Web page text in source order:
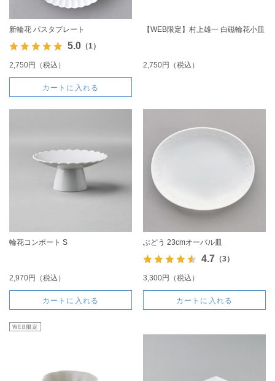
新輪花 パスタプレート
5.0（1）
2,750円（税込）
カートに入れる
【WEB限定】村上雄一 白磁輪花小皿
2,750円（税込）
輪花コンポート S
2,970円（税込）
カートに入れる
ぶどう 23cmオーバル皿
4.7 （3）
3,300円（税込）
カートに入れる